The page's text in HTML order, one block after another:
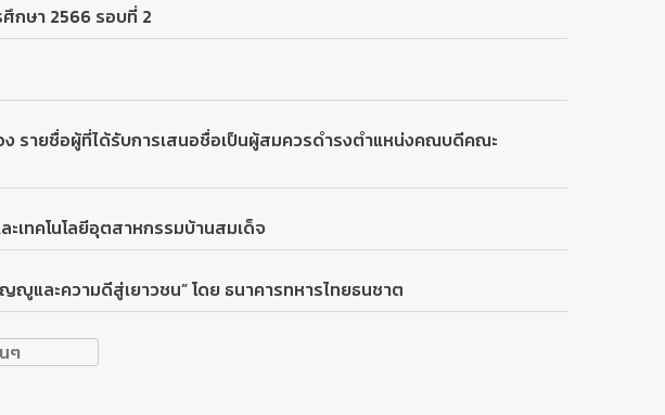
กษา 2566 รอบที่ 2
รายชื่อผู้ที่ได้รับการเสนอชื่อเป็นผู้สมควรดำรงตำแหน่งคณบดีคณะ
เทคโนโลยีอุตสาหกรรมบ้านสมเด็จ
ละความดีสู่เยาวชน” โดย ธนาคารทหารไทยธนชาต
ๆ